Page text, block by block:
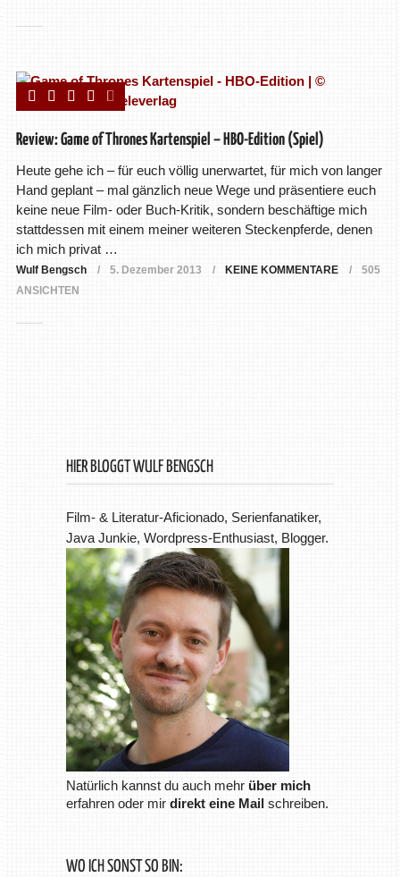
Review: Game of Thrones Kartenspiel – HBO-Edition (Spiel)
Heute gehe ich – für euch völlig unerwartet, für mich von langer
Hand geplant – mal gänzlich neue Wege und präsentiere euch
keine neue Film- oder Buch-Kritik, sondern beschäftige mich
stattdessen mit einem meiner weiteren Steckenpferde, denen
ich mich privat …
Wulf Bengsch 5. Dezember 2013 KEINE KOMMENTARE
505
ANSICHTEN
HIER BLOGGT WULF BENGSCH
Film- & Literatur-Aficionado, Serienfanatiker,
Java Junkie, Wordpress-Enthusiast, Blogger.
Natürlich kannst du auch mehr über mich
erfahren oder mir direkt eine Mailschreiben.
WO ICH SONST SO BIN: